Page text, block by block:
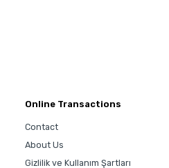
Online Transactions
Contact
About Us
Gizlilik ve Kullanım Şartları